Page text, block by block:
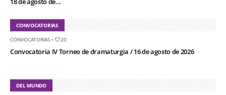
CONVOCATORIAS
CONVOCATORIAS• 20
Convocatoria IV Torneo de dramaturgia / 16 de agosto de 2026
DEL MUNDO